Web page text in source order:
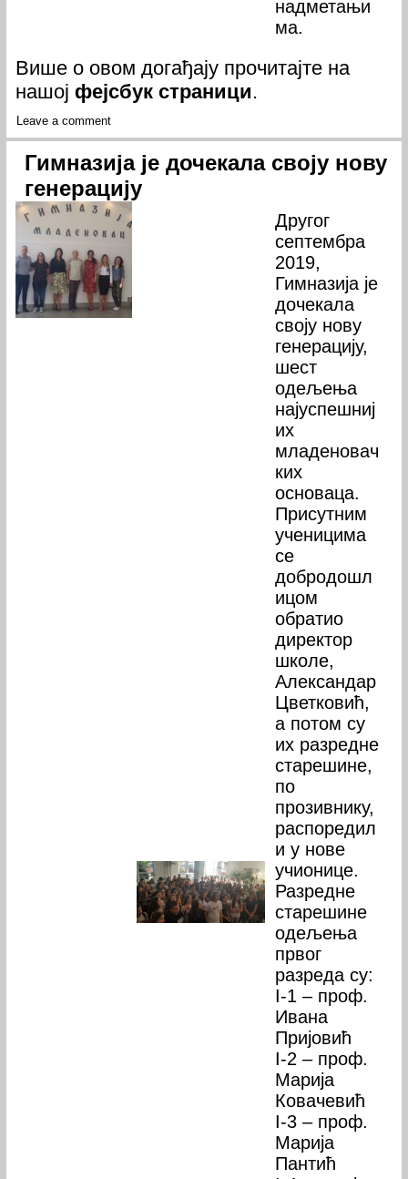
надметањи
ма.
Више о овом догађају прочитајте на
нашојфејсбук страници.
Leave a comment
Гимназија је дочекала своју нову
генерацију
Другог
септембра
2019,
Гимназија је
дочекала
своју нову
генерацију,
шест
одељења
најуспешниј
их
младеновач
ких
основаца.
Присутним
ученицима
се
добродошл
ицом
обратио
директор
школе,
Александар
Цветковић,
а потом су
их разредне
старешине,
по
прозивнику,
распоредил
и у нове
учионице.
Разредне
старешине
одељења
првог
разреда су:
I-1 – проф.
Ивана
Пријовић
I-2 – проф.
Марија
Ковачевић
I-3 – проф.
Марија
Пантић